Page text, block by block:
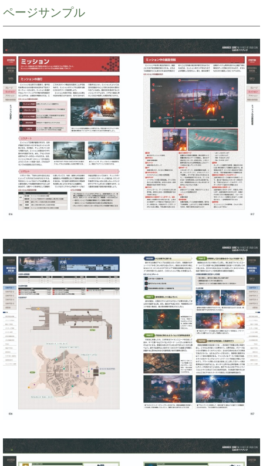
ページサンプル